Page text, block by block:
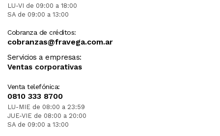
LU-VI de 09:00 a 18:00
SA de 09:00 a 13:00
Cobranza de créditos:
cobranzas@fravega.com.ar
Servicios a empresas:
Ventas corporativas
Venta telefónica:
0810 333 8700
LU-MIE de 08:00 a 23:59
JUE-VIE de 08:00 a 20:00
SA de 09:00 a 13:00